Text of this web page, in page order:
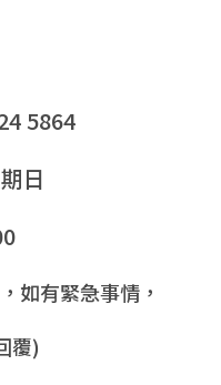
5864
日
緊急事情，
)